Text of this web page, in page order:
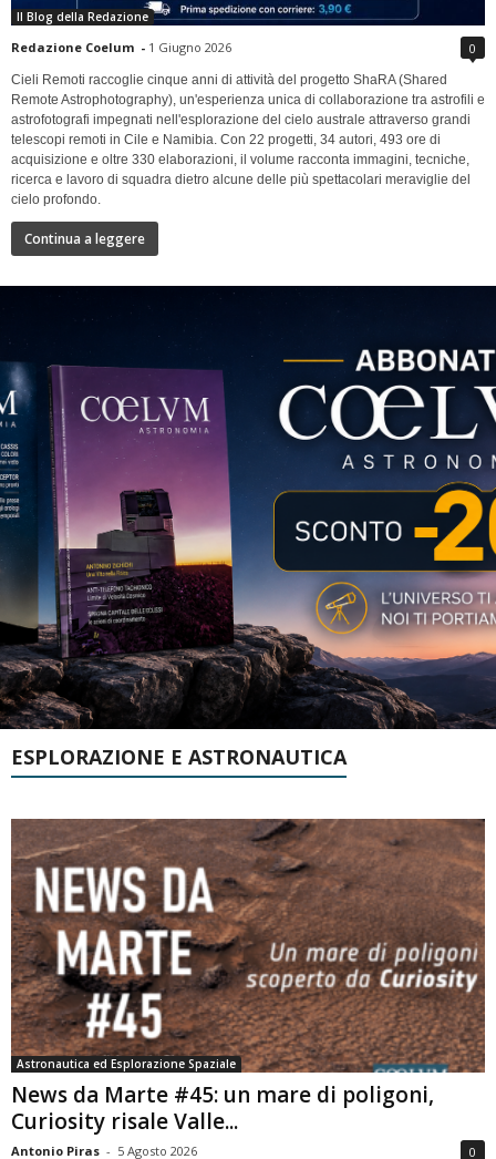
Il Blog della Redazione
Redazione Coelum - 1 Giugno 2026 0
Cieli Remoti raccoglie cinque anni di attività del progetto ShaRA (Shared
Remote Astrophotography), un'esperienza unica di collaborazione tra astrofili e
astrofotografi impegnati nell'esplorazione del cielo australe attraverso grandi
telescopi remoti in Cile e Namibia. Con 22 progetti, 34 autori, 493 ore di
acquisizione e oltre 330 elaborazioni, il volume racconta immagini, tecniche,
ricerca e lavoro di squadra dietro alcune delle più spettacolari meraviglie del
cielo profondo.
Continua a leggere
ESPLORAZIONE E ASTRONAUTICA
Astronautica ed Esplorazione Spaziale
News da Marte #45: un mare di poligoni,
Curiosity risale Valle...
Antonio Piras - 5 Agosto 2026 0